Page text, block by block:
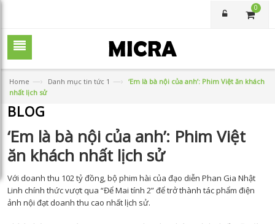
0
Home —› Danh mục tin tức 1 —› ‘Em là bà nội của anh’: Phim Việt ăn khách
nhất lịch sử
BLOG
‘Em là bà nội của anh’: Phim Việt
ăn khách nhất lịch sử
Với doanh thu 102 tỷ đồng, bộ phim hài của đạo diễn Phan Gia Nhật
Linh chính thức vượt qua “Để Mai tính 2” để trở thành tác phẩm điện
ảnh nội đạt doanh thu cao nhất lịch sử.